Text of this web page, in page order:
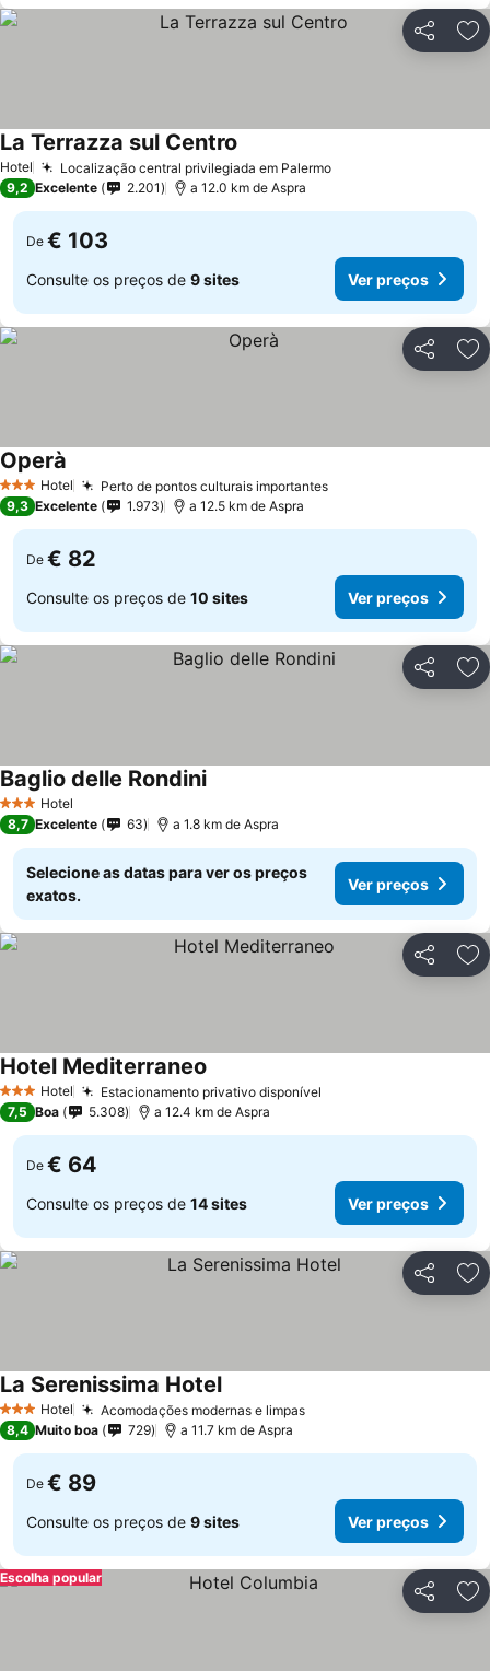
Partilhar
Hotel Localização central privilegiada em Palermo
La Terrazza sul Centro
9,2 Excelente 2.201 a 12.0 km de Aspra
De € 103
Consulte os preços de 9 sites Ver preços
Partilhar
3 EstrelasHotel Perto de pontos culturais importantes
Operà
9,3 Excelente 1.973 a 12.5 km de Aspra
De € 82
Consulte os preços de 10 sites Ver preços
Partilhar
3 EstrelasHotel
Baglio delle Rondini
8,7 Excelente 63 a 1.8 km de Aspra
Selecione as datas para ver os preços
exatos.
Ver preços
Partilhar
3 EstrelasHotel Estacionamento privativo disponível
Hotel Mediterraneo
7,5 Boa 5.308 a 12.4 km de Aspra
De € 64
Consulte os preços de 14 sites Ver preços
Partilhar
3 EstrelasHotel Acomodações modernas e limpas
La Serenissima Hotel
8,4 Muito boa 729 a 11.7 km de Aspra
De € 89
Consulte os preços de 9 sites Ver preços
Partilhar
Escolha popular